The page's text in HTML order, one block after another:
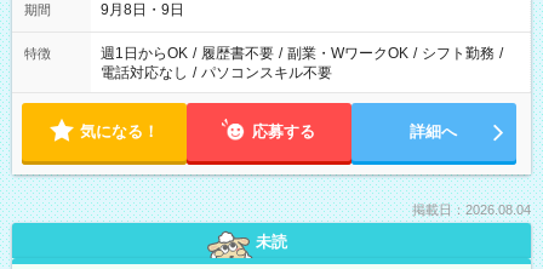
期間 9月8日・9日
特徴 週1日からOK / 履歴書不要 / 副業・WワークOK / シフト勤務 /
電話対応なし / パソコンスキル不要
気になる！ 応募する 詳細へ
掲載日：2026.08.04
未読